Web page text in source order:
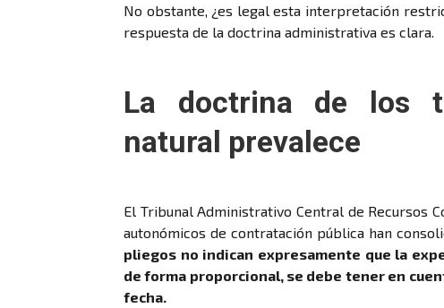
No obstante, ¿es legal esta interpretación
respuesta de la doctrina administrativa es clara.
La doctrina de los
natural prevalece
El Tribunal Administrativo Central de Recursos
autonómicos de contratación pública han
pliegos no indican expresamente que la
de forma proporcional, se debe tener en
fecha.